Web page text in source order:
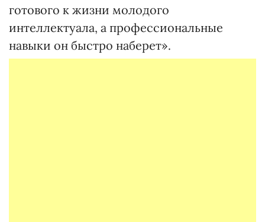
готового к жизни молодого
интеллектуала, а профессиональные
навыки он быстро наберет».